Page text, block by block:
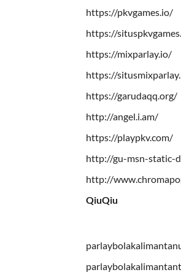
https://pkvgames.io/
https://
https://mixparlay.io/
https://
https://garudaqq.org/
http://angel.i.am/
https://playpkv.com/
http://gu-msn-static-
http://
QiuQiu